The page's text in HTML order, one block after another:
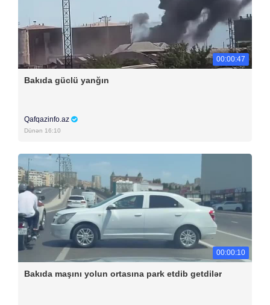
00:00:47
Bakıda güclü yanğın
Qafqazinfo.az
Dünən 16:10
00:00:10
Bakıda maşını yolun ortasına park etdib getdilər